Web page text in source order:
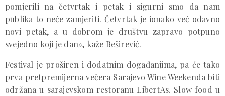
pomjerili na četvrtak i petak i sigurni smo da nam
publika to neće zamjeriti. Četvrtak je ionako već odavno
novi petak, a u dobrom je društvu zapravo potpuno
svejedno koji je dan», kaže Beširević.
Festival je proširen i dodatnim događanjima, pa će tako
prva pretpremijerna večera Sarajevo Wine Weekenda biti
održana u sarajevskom restoranu LibertAs. Slow food u